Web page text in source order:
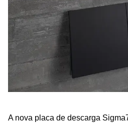
A nova placa de descarga